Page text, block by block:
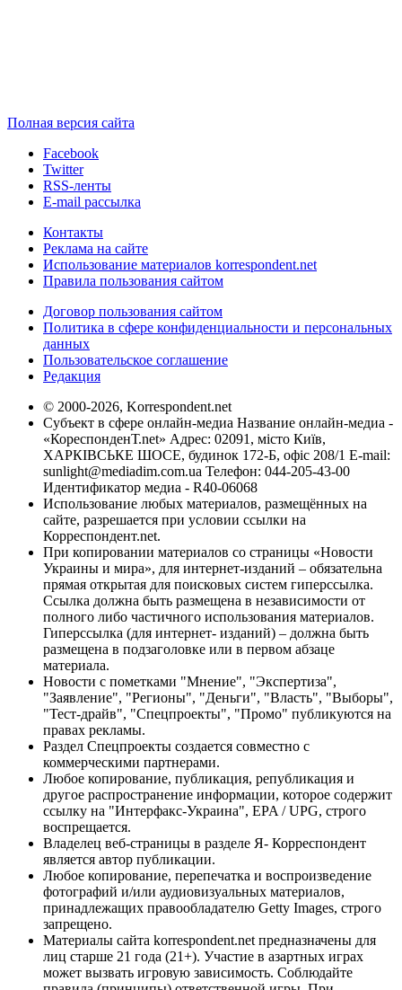
Полная версия сайта
Facebook
Twitter
RSS-ленты
E-mail рассылка
Контакты
Реклама на сайте
Использование материалов korrespondent.net
Правила пользования сайтом
Договор пользования сайтом
Политика в сфере конфиденциальности и персональных
данных
Пользовательское соглашение
Редакция
© 2000-2026, Korrespondent.net
Субъект в сфере онлайн-медиа Название онлайн-медиа -
«КореспонденТ.net» Адрес: 02091, місто Київ,
ХАРКІВСЬКЕ ШОСЕ, будинок 172-Б, офіс 208/1 E-mail:
sunlight@mediadim.com.ua Телефон: 044-205-43-00
Идентификатор медиа - R40-06068
Использование любых материалов, размещённых на
сайте, разрешается при условии ссылки на
Корреспондент.net.
При копировании материалов со страницы «Новости
Украины и мира», для интернет-изданий – обязательна
прямая открытая для поисковых систем гиперссылка.
Ссылка должна быть размещена в независимости от
полного либо частичного использования материалов.
Гиперссылка (для интернет- изданий) – должна быть
размещена в подзаголовке или в первом абзаце
материала.
Новости с пометками "Мнение", "Экспертиза",
"Заявление", "Регионы", "Деньги", "Власть", "Выборы",
"Тест-драйв", "Спецпроекты", "Промо" публикуются на
правах рекламы.
Раздел Спецпроекты создается совместно с
коммерческими партнерами.
Любое копирование, публикация, републикация и
другое распространение информации, которое содержит
ссылку на "Интерфакс-Украина", EPA / UPG, строго
воспрещается.
Владелец веб-страницы в разделе Я- Корреспондент
является автор публикации.
Любое копирование, перепечатка и воспроизведение
фотографий и/или аудиовизуальных материалов,
принадлежащих правообладателю Getty Images, строго
запрещено.
Материалы сайта korrespondent.net предназначены для
лиц старше 21 года (21+). Участие в азартных играх
может вызвать игровую зависимость. Соблюдайте